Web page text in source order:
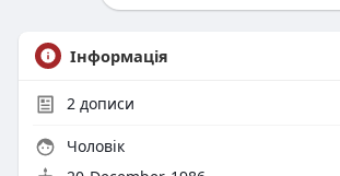
Інформація
2 дописи
Чоловік